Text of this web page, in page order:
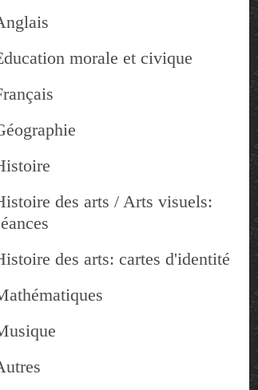
morale et civique
des arts / Arts visuels:
des arts: cartes d'identité